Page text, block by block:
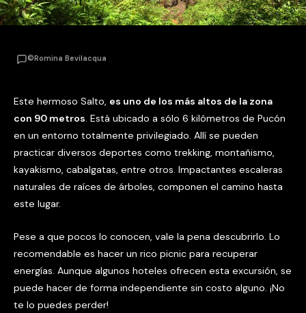
©Romina Bevilacqua
Este hermoso Salto, es uno de los más altos de la zona
con 90 metros. Está ubicado a sólo 6 kilómetros de Pucón
en un entorno totalmente privilegiado. Allí se pueden
practicar diversos deportes como trekking, montañismo,
kayakismo, cabalgatas, entre otros. Impactantes escaleras
naturales de raíces de árboles, componen el camino hasta
este lugar.
Pese a que pocos lo conocen, vale la pena descubrirlo. Lo
recomendable es hacer un rico picnic para recuperar
energías. Aunque algunos hoteles ofrecen esta excursión, se
puede hacer de forma independiente sin costo alguno. ¡No
te lo puedes perder!